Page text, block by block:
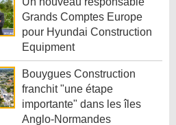
Grands Comptes Europe
pour Hyundai Construction
Equipment
Bouygues Construction
franchit "une étape
importante" dans les îles
Anglo-Normandes